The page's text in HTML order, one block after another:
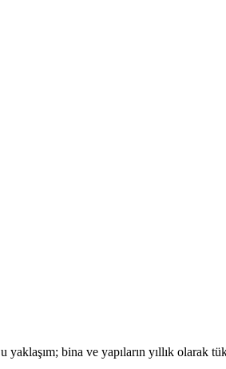
bina ve yapıların yıllık olarak